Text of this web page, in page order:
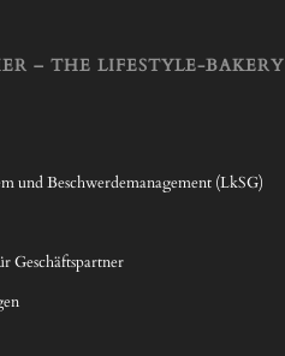
– THE LIFESTYLE-BAKERY
und Beschwerdemanagement (LkSG)
Geschäftspartner